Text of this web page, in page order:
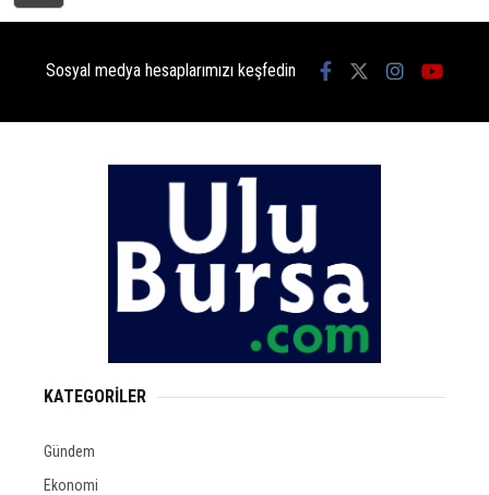
Sosyal medya hesaplarımızı keşfedin
KATEGORİLER
Gündem
Ekonomi